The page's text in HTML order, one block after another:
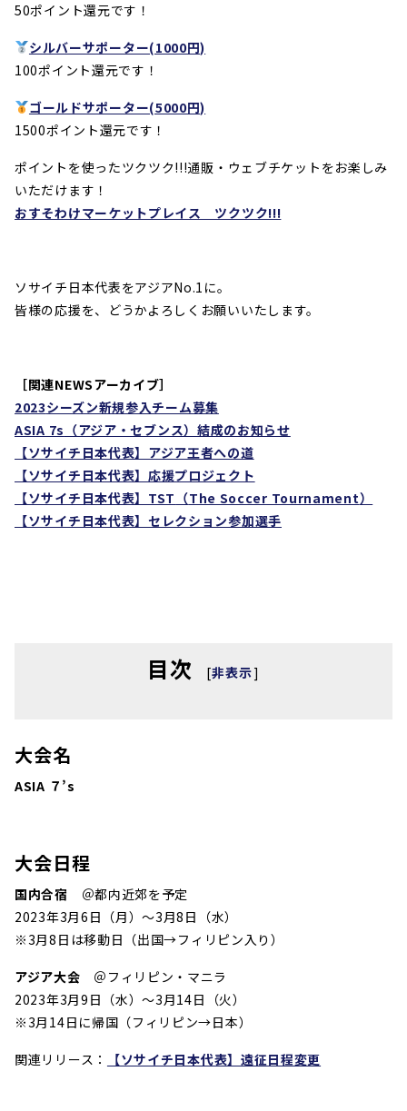
50ポイント還元です！
シルバーサポーター(1000円)
100ポイント還元です！
ゴールドサポーター(5000円)
1500ポイント還元です！
ポイントを使ったツクツク!!!通販・ウェブチケットをお楽しみ
いただけます！
おすそわけマーケットプレイス ツクツク!!!
ソサイチ日本代表をアジアNo.1に。
皆様の応援を、どうかよろしくお願いいたします。
［関連NEWSアーカイブ］
2023シーズン新規参入チーム募集
ASIA 7s （アジア・セブンス）結成のお知らせ
【ソサイチ日本代表】アジア王者への道
【ソサイチ日本代表】応援プロジェクト
【ソサイチ日本代表】 TST （The Soccer Tournament）
【ソサイチ日本代表】セレクション参加選手
目次 [非表示]
大会名
ASIA ７’s
大会日程
国内合宿 ＠都内近郊を予定
2023年3月6日（月）〜3月8日（水）
※3月8日は移動日（出国→フィリピン入り）
アジア大会 ＠フィリピン・マニラ
2023年3月9日（水）〜3月14日（火）
※3月14日に帰国（フィリピン→日本）
関連リリース： 【ソサイチ日本代表】遠征日程変更